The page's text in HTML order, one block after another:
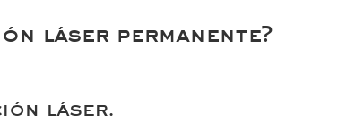
láser permanente?
láser.